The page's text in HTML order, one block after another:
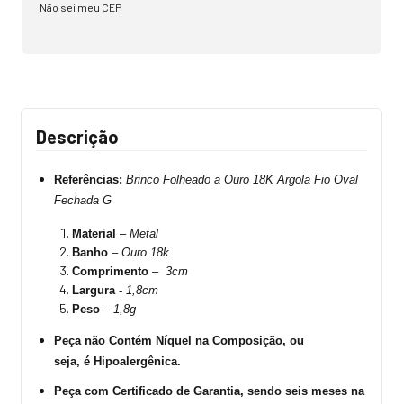
Não sei meu CEP
Descrição
Referências: Brinco Folheado a Ouro 18K Argola Fio Oval
Fechada G
Material – Metal
Banho – Ouro 18k
Comprimento – 3cm
Largura - 1,8cm
Peso – 1,8g
Peça não Contém Níquel na Composição, ou
seja, é Hipoalergênica.
Peça com Certificado de Garantia, sendo seis meses na